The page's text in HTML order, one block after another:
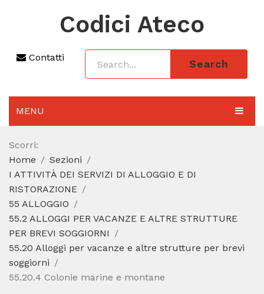
Codici Ateco
Contatti
Search
MENU
AGGIORNAMENTO 2025
SEZIONI
CODICE ATECO A COSA SERVE
REGIME FORFETTARIO
CODICE FISCALE
Scorri:
Home
Sezioni
I ATTIVITÀ DEI SERVIZI DI ALLOGGIO E DI
RISTORAZIONE
55 ALLOGGIO
55.2 ALLOGGI PER VACANZE E ALTRE STRUTTURE
PER BREVI SOGGIORNI
55.20 Alloggi per vacanze e altre strutture per brevi
soggiorni
55.20.4 Colonie marine e montane